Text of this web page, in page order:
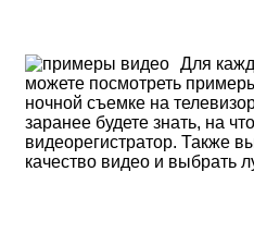
Для
можете посмотреть
ночной съемке на
заранее будете знать, на
видеорегистратор. Также
качество видео и выбрать